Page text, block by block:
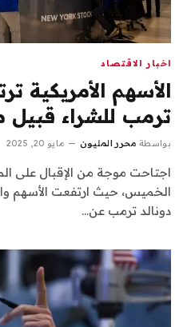
اخبار الاقتصاد
الأسهم الأمريكية
ترمب للشراء قبيل
بواسطة محرر المليون مايو 20, 2025
اجتاحت موجة من الإقبال على
الخميس، حيث ارتفعت الأسهم
دونالد ترمب عن…